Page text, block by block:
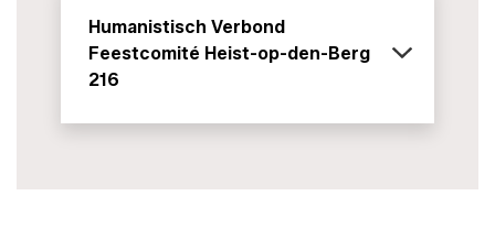
Humanistisch Verbond
Feestcomité Heist-op-den-Berg
216